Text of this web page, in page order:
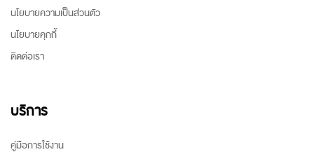
นโยบายความเป็นส่วนตัว
นโยบายคุกกี้
ติดต่อเรา
บริการ
คู่มือการใช้งาน